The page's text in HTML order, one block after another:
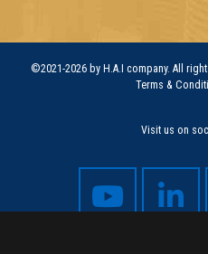
©2021-2026 by H.A.I company. All
Terms &
Visit us on